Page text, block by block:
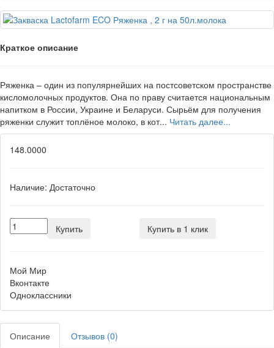
Краткое описание
Ряженка – один из популярнейших на постсоветском пространстве
кисломолочных продуктов. Она по праву считается национальным
напитком в России, Украине и Беларуси. Сырьём для получения
ряженки служит топлёное молоко, в кот... Читать далее...
148.0000
Наличие: Достаточно
Купить Купить в 1 клик
Мой Мир
Вконтакте
Одноклассники
Описание
Отзывов (0)